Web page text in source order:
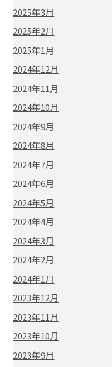
2025年3月
2025年2月
2025年1月
2024年12月
2024年11月
2024年10月
2024年9月
2024年8月
2024年7月
2024年6月
2024年5月
2024年4月
2024年3月
2024年2月
2024年1月
2023年12月
2023年11月
2023年10月
2023年9月